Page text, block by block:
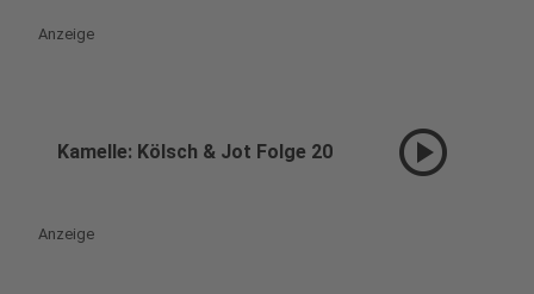
Anzeige
Kamelle: Kölsch & Jot Folge 20 play_circle
Anzeige